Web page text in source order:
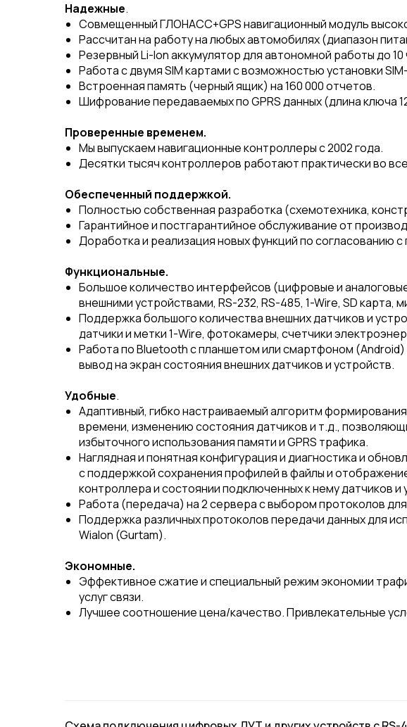
Надежные.
Совмещенный ГЛОНАСС+GPS навигационный модуль
Рассчитан на работу на любых автомобилях (диапазон
Резервный Li-Ion аккумулятор для автономной работы до 10
Работа с двумя SIM картами с возможностью установки
Встроенная память (черный ящик) на 160 000 отчетов.
Шифрование передаваемых по GPRS данных (длина ключа
Проверенные временем.
Мы выпускаем навигационные контроллеры с 2002 года.
Десятки тысяч контроллеров работают практически во
Обеспеченный поддержкой.
Полностью собственная разработка (схемотехника,
Гарантийное и постгарантийное обслуживание от
Доработка и реализация новых функций по согласованию
Функциональные.
Большое количество интерфейсов (цифровые и
внешними устройствами, RS-232, RS-485, 1-Wire, SD
Поддержка большого количества внешних датчиков и
датчики и метки 1-Wire, фотокамеры, счетчики
Работа по Bluetooth с планшетом или смартфоном
вывод на экран состояния внешних датчиков и устройств.
Удобные.
Адаптивный, гибко настраиваемый алгоритм
времени, изменению состояния датчиков и т.д.,
избыточного использования памяти и GPRS трафика.
Наглядная и понятная конфигурация и диагностика и
с поддержкой сохранения профилей в файлы и
контроллера и состоянии подключенных к нему датчиков и
Работа (передача) на 2 сервера с выбором протоколов
Поддержка различных протоколов передачи данных для
Wialon (Gurtam).
Экономные.
Эффективное сжатие и специальный режим экономии
услуг связи.
Лучшее соотношение цена/качество. Привлекательные
Поддерживаемые Устройства